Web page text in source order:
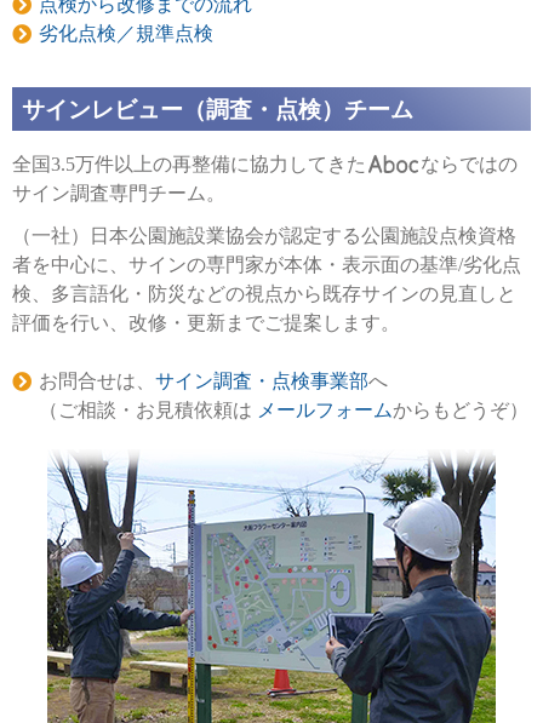
点検から改修までの流れ
劣化点検／規準点検
サインレビュー（調査・点検）チーム
全国3.5万件以上の再整備に協力してきた
ならではの
サイン調査専門チーム。
（一社）日本公園施設業協会が認定する公園施設点検資格
者を中心に、サインの専門家が本体・表示面の基準/劣化点
検、多言語化・防災などの視点から既存サインの見直しと
評価を行い、改修・更新までご提案します。
お問合せは、サイン調査・点検事業部へ
（ご相談・お見積依頼は メールフォームからもどうぞ）